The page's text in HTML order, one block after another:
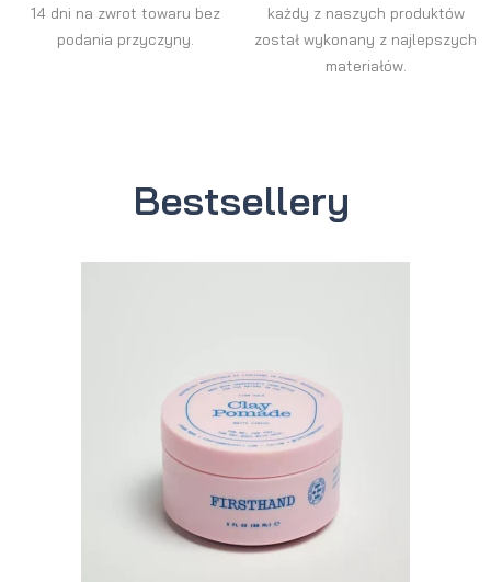
14 dni na zwrot towaru bez
podania przyczyny.
każdy z naszych produktów
został wykonany z najlepszych
materiałów.
Bestsellery